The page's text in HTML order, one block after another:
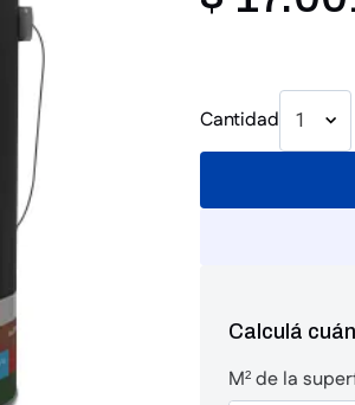
Cantidad 1
Calculá
M² de la